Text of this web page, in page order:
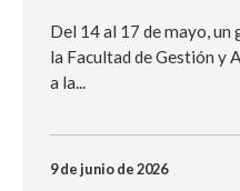
Del 14 al 17 de mayo, un
la Facultad de Gestión y
a la...
9 de junio de 2026